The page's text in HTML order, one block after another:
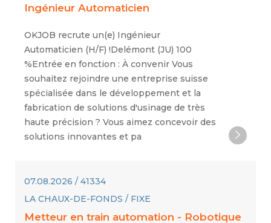
Ingénieur Automaticien
OKJOB recrute un(e) Ingénieur
Automaticien (H/F) !Delémont (JU) 100
%Entrée en fonction : À convenir Vous
souhaitez rejoindre une entreprise suisse
spécialisée dans le développement et la
fabrication de solutions d'usinage de très
haute précision ? Vous aimez concevoir des
solutions innovantes et pa
07.08.2026 / 41334
LA CHAUX-DE-FONDS / FIXE
Metteur en train automation - Robotique